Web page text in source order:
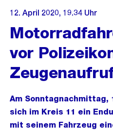
12. April 2020, 19.34 Uhr
vor
Am Sonntagnachmittag,
sich im Kreis 11 ein
mit seinem Fahrzeug